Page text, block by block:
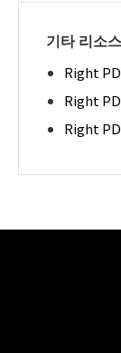
기타 리소스
Right
Right
Right